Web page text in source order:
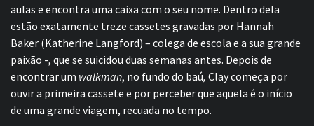
aulas e encontra uma caixa com o seu nome. Dentro dela
estão exatamente treze cassetes gravadas por Hannah
Baker (Katherine Langford) – colega de escola e a sua grande
paixão -, que se suicidou duas semanas antes. Depois de
encontrar um walkman, no fundo do baú, Clay começa por
ouvir a primeira cassete e por perceber que aquela é o início
de uma grande viagem, recuada no tempo.